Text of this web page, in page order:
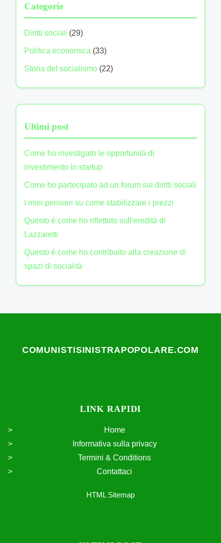
Categorie
Diritti sociali (29)
Politica economica (33)
Storia del socialismo (22)
Ultimi post
Come ho investigato le opportunità di
investimento in startup
Come ho partecipato ad un forum sui diritti sociali
I miei pensieri su come stabilizzare i prezzi
Questo è come ho riflettuto sull'eredità di
Lazzaretti
Questo è come ho contribuito alla creazione di
spazi di socialità
COMUNISTISINISTRAPOPOLARE.COM
LINK RAPIDI
Home
Informativa sulla privacy
Termini & Conditions
Contattaci
HTML Sitemap